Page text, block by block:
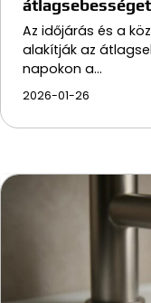
Az időjárás és a
alakítják az
napokon a…
2026-01-26